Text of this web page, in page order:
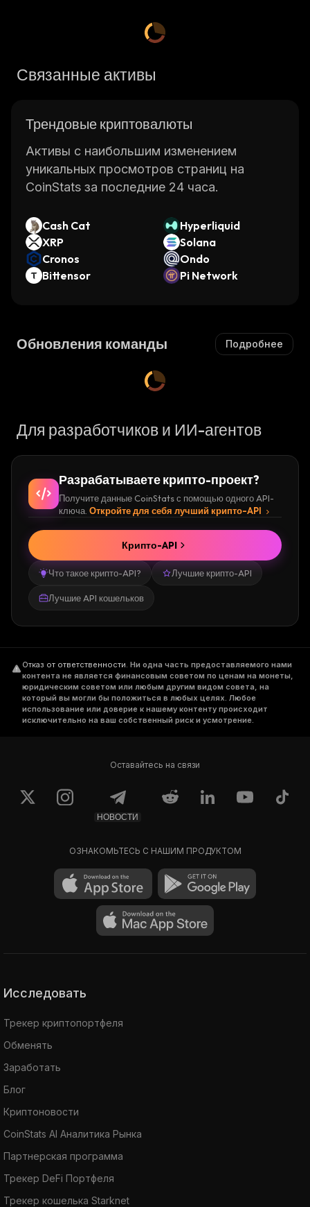
Связанные активы
Трендовые криптовалюты
Активы с наибольшим изменением
уникальных просмотров страниц на
CoinStats за последние 24 часа.
Cash Cat
Hyperliquid
XRP
Solana
Cronos
Ondo
Bittensor
Pi Network
Обновления команды Подробнее
Для разработчиков и ИИ-агентов
Разрабатываете крипто-проект?
Получите данные CoinStats с помощью одного API-
ключа. Откройте для себя лучший крипто-API
Что такое крипто-API? Лучшие крипто-API
Лучшие API кошельков
Крипто-API
Отказ от ответственности. Ни одна часть предоставляемого нами
контента не является финансовым советом по ценам на монеты,
юридическим советом или любым другим видом совета, на
который вы могли бы положиться в любых целях. Любое
использование или доверие к нашему контенту происходит
исключительно на ваш собственный риск и усмотрение.
Оставайтесь на связи
НОВОСТИ
ОЗНАКОМЬТЕСЬ С НАШИМ ПРОДУКТОМ
Исследовать
Трекер криптопортфеля
Обменять
Заработать
Блог
Криптоновости
CoinStats AI Аналитика Рынка
Партнерская программа
Трекер DeFi Портфеля
Трекер кошелька Starknet